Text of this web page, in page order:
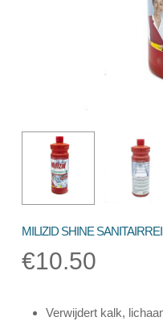
MILIZID SHINE
€10.50
Verwijdert kalk,